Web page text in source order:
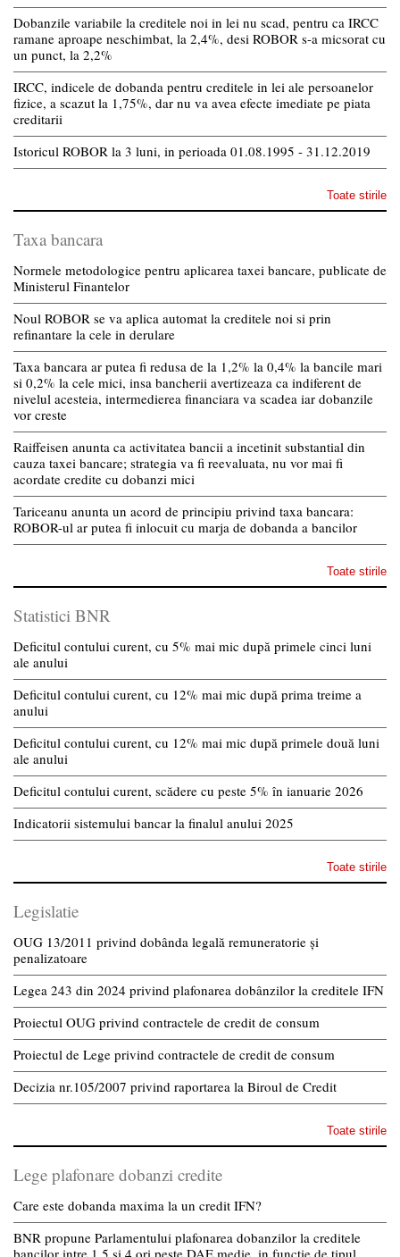
Dobanzile variabile la creditele noi in lei nu scad, pentru ca IRCC
ramane aproape neschimbat, la 2,4%, desi ROBOR s-a micsorat cu
un punct, la 2,2%
IRCC, indicele de dobanda pentru creditele in lei ale persoanelor
fizice, a scazut la 1,75%, dar nu va avea efecte imediate pe piata
creditarii
Istoricul ROBOR la 3 luni, in perioada 01.08.1995 - 31.12.2019
Toate stirile
Taxa bancara
Normele metodologice pentru aplicarea taxei bancare, publicate de
Ministerul Finantelor
Noul ROBOR se va aplica automat la creditele noi si prin
refinantare la cele in derulare
Taxa bancara ar putea fi redusa de la 1,2% la 0,4% la bancile mari
si 0,2% la cele mici, insa bancherii avertizeaza ca indiferent de
nivelul acesteia, intermedierea financiara va scadea iar dobanzile
vor creste
Raiffeisen anunta ca activitatea bancii a incetinit substantial din
cauza taxei bancare; strategia va fi reevaluata, nu vor mai fi
acordate credite cu dobanzi mici
Tariceanu anunta un acord de principiu privind taxa bancara:
ROBOR-ul ar putea fi inlocuit cu marja de dobanda a bancilor
Toate stirile
Statistici BNR
Deficitul contului curent, cu 5% mai mic după primele cinci luni
ale anului
Deficitul contului curent, cu 12% mai mic după prima treime a
anului
Deficitul contului curent, cu 12% mai mic după primele două luni
ale anului
Deficitul contului curent, scădere cu peste 5% în ianuarie 2026
Indicatorii sistemului bancar la finalul anului 2025
Toate stirile
Legislatie
OUG 13/2011 privind dobânda legală remuneratorie și
penalizatoare
Legea 243 din 2024 privind plafonarea dobânzilor la creditele IFN
Proiectul OUG privind contractele de credit de consum
Proiectul de Lege privind contractele de credit de consum
Decizia nr.105/2007 privind raportarea la Biroul de Credit
Toate stirile
Lege plafonare dobanzi credite
Care este dobanda maxima la un credit IFN?
BNR propune Parlamentului plafonarea dobanzilor la creditele
bancilor intre 1,5 si 4 ori peste DAE medie, in functie de tipul